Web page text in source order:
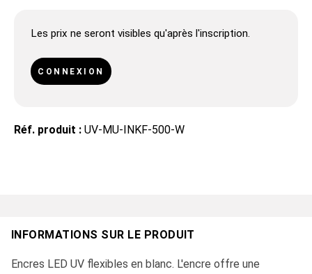
Les prix ne seront visibles qu'après l'inscription.
CONNEXION
Réf. produit : UV-MU-INKF-500-W
INFORMATIONS SUR LE PRODUIT
Encres LED UV flexibles en blanc. L'encre offre une